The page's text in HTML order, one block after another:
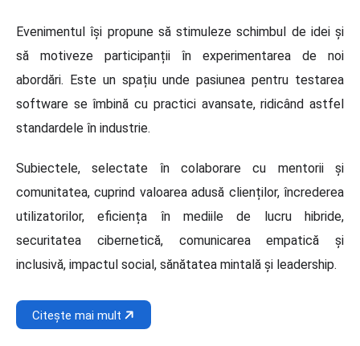
Evenimentul își propune să stimuleze schimbul de idei și
să motiveze participanții în experimentarea de noi
abordări. Este un spațiu unde pasiunea pentru testarea
software se îmbină cu practici avansate, ridicând astfel
standardele în industrie.
Subiectele, selectate în colaborare cu mentorii și
comunitatea, cuprind valoarea adusă clienților, încrederea
utilizatorilor, eficiența în mediile de lucru hibride,
securitatea cibernetică, comunicarea empatică și
inclusivă, impactul social, sănătatea mintală și leadership.
Citește mai mult